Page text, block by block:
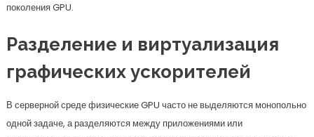
поколения GPU.
Разделение и виртуализация
графических ускорителей
В серверной среде физические GPU часто не выделяются монопольно
одной задаче, а разделяются между приложениями или